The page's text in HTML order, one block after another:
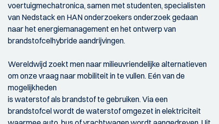
voertuigmechatronica, samen met studenten, specialisten
van Nedstack en HAN onderzoekers onderzoek gedaan
naar het energiemanagement en het ontwerp van
brandstofcelhybride aandrijvingen.
Wereldwijd zoekt men naar milieuvriendelijke alternatieven
om onze vraag naar mobiliteit in te vullen. Eén van de
mogelijkheden
is waterstof als brandstof te gebruiken. Via een
brandstofcel wordt de waterstof omgezet in elektriciteit